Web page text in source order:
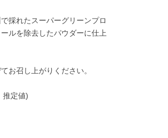
採れたスーパーグリーンプロ
ルを除去したパウダーに仕上
お召し上がりください。
定値)